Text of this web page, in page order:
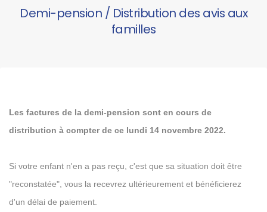
Demi-pension / Distribution des avis aux
familles
Les factures de la demi-pension sont en cours de
distribution à compter de ce lundi 14 novembre 2022.
Si votre enfant n'en a pas reçu, c'est que sa situation doit être
"reconstatée", vous la recevrez ultérieurement et bénéficierez
d'un délai de paiement.